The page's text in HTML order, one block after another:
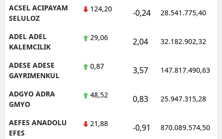
Eskişehir
Gümüşhane
Hakkari
ACSEL ACIPAYAM
SELULOZ
124,20 -0,24 28.541.775,40
ADEL ADEL
KALEMCILIK
29,06 2,04 32.182.902,32
ADESE ADESE
GAYRIMENKUL
0,87 3,57 147.817.490,63
ADGYO ADRA
GMYO
48,52 0,83 25.947.315,28
AEFES ANADOLU
EFES
21,88 -0,91 870.089.574,50